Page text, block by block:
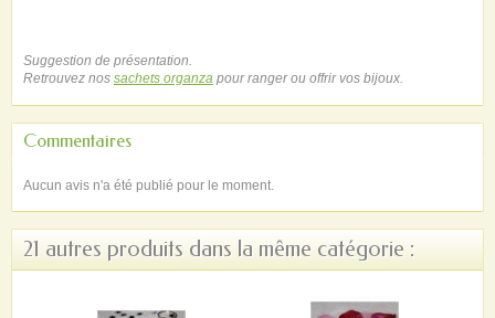
Suggestion de présentation.
Retrouvez nos sachets organza pour ranger ou offrir vos bijoux.
Commentaires
Aucun avis n'a été publié pour le moment.
21 autres produits dans la même catégorie :